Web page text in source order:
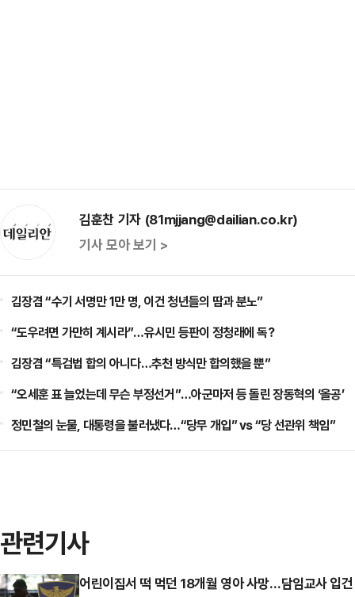
김훈찬 기자 (81mjjang@dailian.co.kr)
기사 모아 보기 >
김장겸 “수기 서명만 1만 명, 이건 청년들의 땀과 분노”
“도우려면 가만히 계시라”…유시민 등판이 정청래에 독?
김장겸 “특검법 합의 아니다…추천 방식만 합의했을 뿐”
“오세훈 표 늘었는데 무슨 부정선거”…아군마저 등 돌린 장동혁의 ‘올공’
정민철의 눈물, 대통령을 불러냈다…“당무 개입” vs “당 선관위 책임”
관련기사
어린이집서 떡 먹던 18개월 영아 사망…담임교사 입건